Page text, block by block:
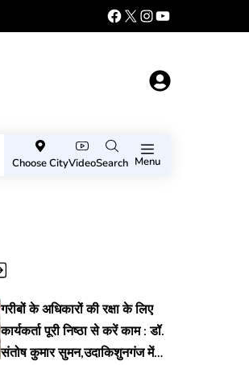
Choose CityVideoSearch Menu
गरीबों के अधिकारों की रक्षा के लिए
कार्यकर्ता पूरी निष्ठा से करें काम : डॉ.
संतोष कुमार सुमन,उदाकिशुनगंज में